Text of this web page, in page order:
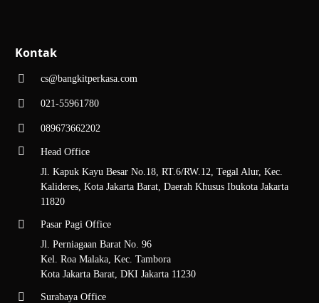
Kontak
cs@bangkitperkasa.com
021-55961780
089673662202
Head Office
Jl. Kapuk Kayu Besar No.18, RT.6/RW.12, Tegal Alur, Kec.
Kalideres, Kota Jakarta Barat, Daerah Khusus Ibukota Jakarta
11820
Pasar Pagi Office
Jl. Perniagaan Barat No. 96
Kel. Roa Malaka, Kec. Tambora
Kota Jakarta Barat, DKI Jakarta 11230
Surabaya Office